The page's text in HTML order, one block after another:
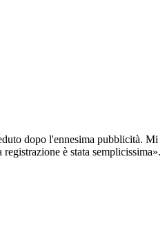
dopo l'ennesima pubblicità. Mi
è stata semplicissima».